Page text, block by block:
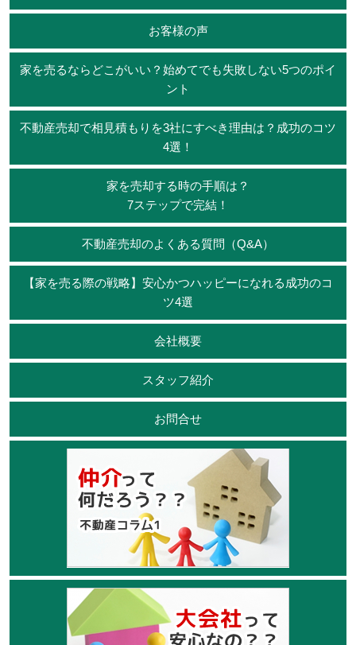
お客様の声
家を売るならどこがいい？始めてでも失敗しない5つのポイ
ント
不動産売却で相見積もりを3社にすべき理由は？成功のコツ
4選！
家を売却する時の手順は？
7ステップで完結！
不動産売却のよくある質問（Q&A）
【家を売る際の戦略】安心かつハッピーになれる成功のコ
ツ4選
会社概要
スタッフ紹介
お問合せ